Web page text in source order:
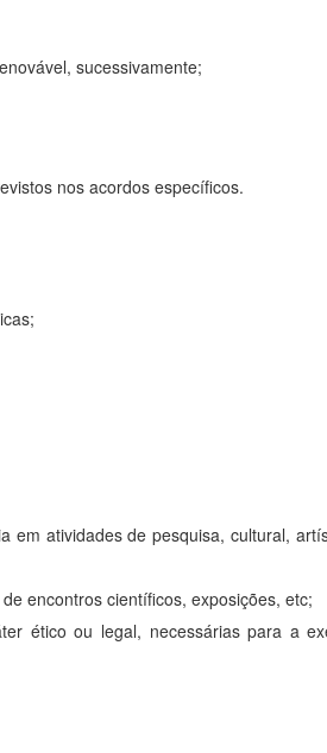
sucessivamente;
nos acordos específicos.
em atividades de pesquisa, cultural,
encontros científicos, exposições, etc;
ético ou legal, necessárias para a